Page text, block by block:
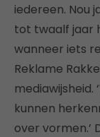
iedereen. Nou
tot twaalf jaar
wanneer iets
Reklame
mediawijsheid.
kunnen
over vormen.’